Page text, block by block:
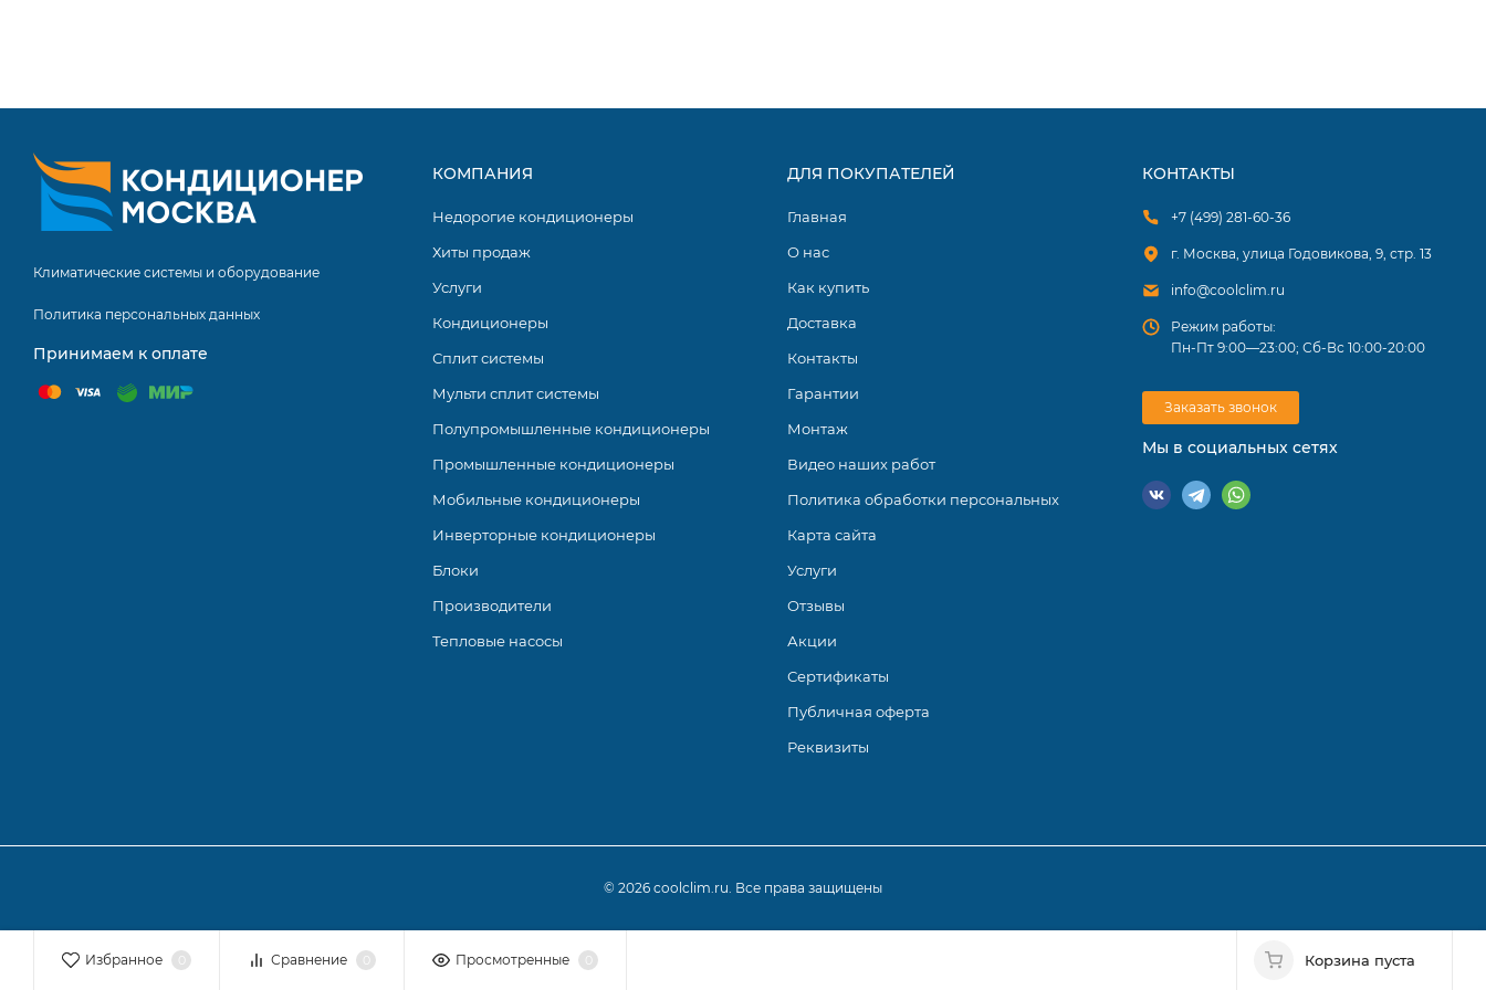
Технология отталкивания загрязнителей
Автоматическая смена режима
Авторестарт
Пульт управления PAC-YT52CRA/PAR-40MAA/PAR-CT01MAR (Опционально)
Самодиагностика (индикация кода неисправности)
Климатические системы и оборудование
Политика персональных данных
Принимаем к оплате
КОМПАНИЯ
Недорогие кондиционеры
Хиты продаж
Услуги
Кондиционеры
Сплит системы
Мульти сплит системы
Полупромышленные кондиционеры
Промышленные кондиционеры
Мобильные кондиционеры
Инверторные кондиционеры
Блоки
Производители
Тепловые насосы
ДЛЯ ПОКУПАТЕЛЕЙ
Главная
О нас
Как купить
Доставка
Контакты
Гарантии
Монтаж
Видео наших работ
Политика обработки персональных
Карта сайта
Услуги
Отзывы
Акции
Сертификаты
Публичная оферта
Реквизиты
КОНТАКТЫ
+7 (499) 281-60-36
г. Москва, улица Годовикова, 9, стр. 13
info@coolclim.ru
Режим работы:
Пн-Пт 9:00—23:00; Сб-Вс 10:00-20:00
Заказать звонок
Мы в социальных сетях
© 2026 coolclim.ru. Все права защищены
Избранное Сравнение Просмотренные Корзина пуста